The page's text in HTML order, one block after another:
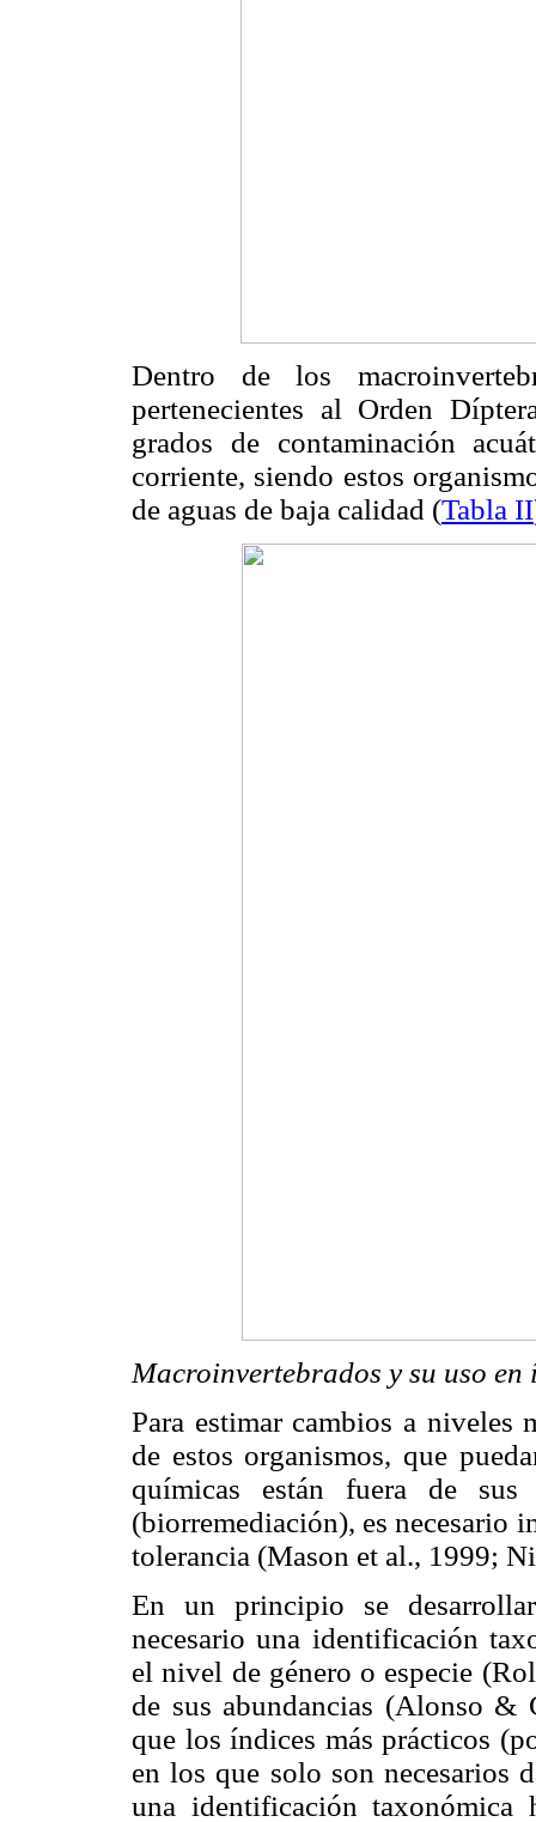
Dentro de los
pertenecientes al Orden
grados de contaminación
corriente, siendo estos
de aguas de baja calidad (Tabla II
Macroinvertebrados y su uso en
Para estimar cambios a
de estos organismos, que
químicas están fuera de
(biorremediación), es necesario
tolerancia (Mason et al., 1999;
En un principio se
necesario una identificación
el nivel de género o especie
de sus abundancias (Alonso &
que los índices más prácticos
en los que solo son necesarios
una identificación